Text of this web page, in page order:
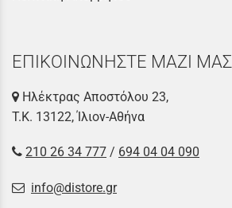
ΕΠΙΚΟΙΝΩΝΗΣΤΕ ΜΑΖΙ ΜΑΣ
Ηλέκτρας Αποστόλου 23,
Τ.Κ. 13122, Ίλιον-Αθήνα
210 26 34 777 / 694 04 04 090
info@distore.gr